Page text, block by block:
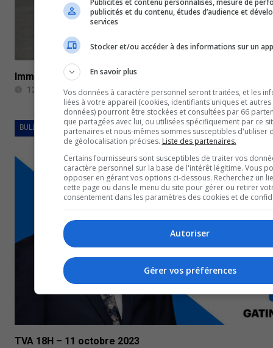
Immobilier: légère baisse du prix des propriétés sur le
12 octobre 2023
BULLETINS COMPLETS
TVA 18H – 11 octobre 2023
Publicités et contenu personnalisés, mesure de
publicités et du contenu, études d’audience et
services
Stocker et/ou accéder à des informations sur un
En savoir plus
Vos données à caractère personnel seront traitées, et les
liées à votre appareil (cookies, identifiants uniques et
données) pourront être stockées et consultées par 66
que partagées avec lui, ou utilisées spécifiquement par ce
partenaires et nous-mêmes sommes susceptibles d'utiliser
de géolocalisation précises. Liste des partenaires.
Certains fournisseurs sont susceptibles de traiter vos
caractère personnel sur la base de l'intérêt légitime. Vous
opposer en gérant vos options ci-dessous. Recherchez un
cette page ou dans le menu du site pour gérer ou retirer
consentement dans les paramètres des cookies et de
Autoriser
Gérer vos préférences